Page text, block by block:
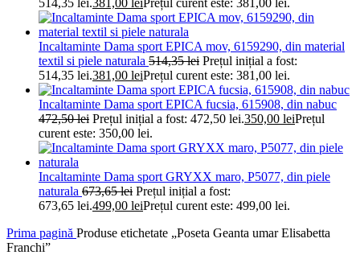
514,35 lei.381,00 leiPrețul curent este: 381,00 lei.
Incaltaminte Dama sport EPICA mov, 6159290, din material
textil si piele naturala 514,35lei Prețul inițial a fost:
514,35 lei.381,00 leiPrețul curent este: 381,00 lei.
Incaltaminte Dama sport EPICA fucsia, 615908, din nabuc
472,50lei Prețul inițial a fost: 472,50 lei.350,00 leiPrețul
curent este: 350,00 lei.
Incaltaminte Dama sport GRYXX maro, P5077, din piele
naturala 673,65lei Prețul inițial a fost:
673,65 lei.499,00 leiPrețul curent este: 499,00 lei.
Prima pagină Produse etichetate „Poseta Geanta umar Elisabetta
Franchi”